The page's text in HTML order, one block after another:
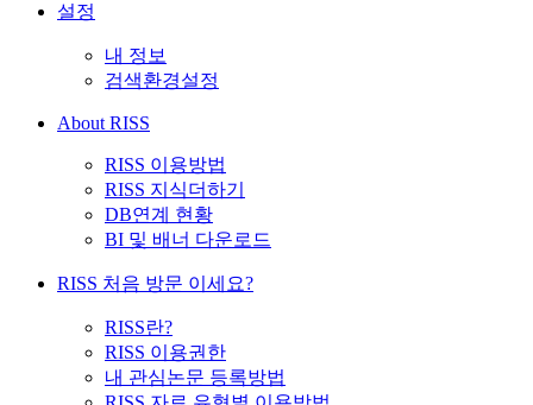
설정
내 정보
검색환경설정
About RISS
RISS 이용방법
RISS 지식더하기
DB연계 현황
BI 및 배너 다운로드
RISS 처음 방문 이세요?
RISS란?
RISS 이용권한
내 관심논문 등록방법